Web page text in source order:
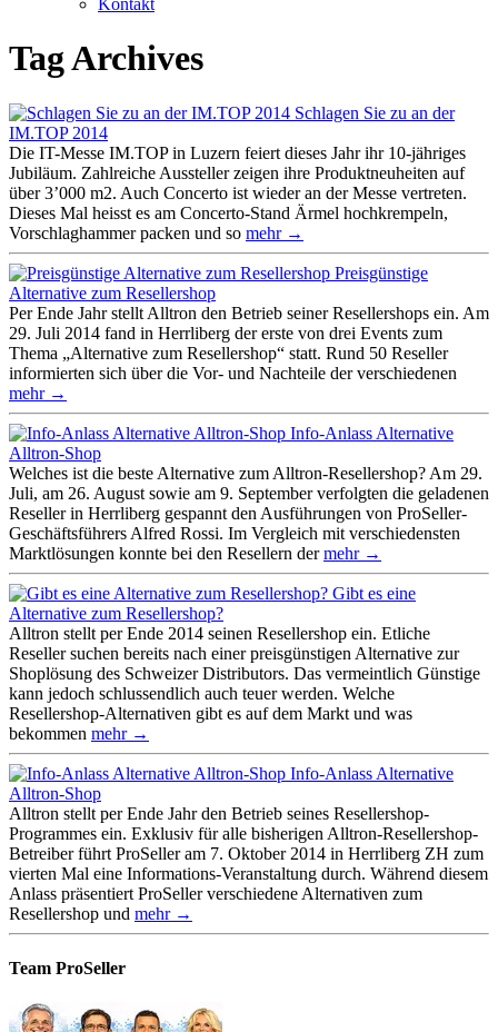
Kontakt
Tag Archives
Schlagen Sie zu an der
IM.TOP 2014
Die IT-Messe IM.TOP in Luzern feiert dieses Jahr ihr 10-jähriges
Jubiläum. Zahlreiche Aussteller zeigen ihre Produktneuheiten auf
über 3’000 m2. Auch Concerto ist wieder an der Messe vertreten.
Dieses Mal heisst es am Concerto-Stand Ärmel hochkrempeln,
Vorschlaghammer packen und so mehr →
Preisgünstige
Alternative zum Resellershop
Per Ende Jahr stellt Alltron den Betrieb seiner Resellershops ein. Am
29. Juli 2014 fand in Herrliberg der erste von drei Events zum
Thema „Alternative zum Resellershop“ statt. Rund 50 Reseller
informierten sich über die Vor- und Nachteile der verschiedenen
mehr →
Info-Anlass Alternative
Alltron-Shop
Welches ist die beste Alternative zum Alltron-Resellershop? Am 29.
Juli, am 26. August sowie am 9. September verfolgten die geladenen
Reseller in Herrliberg gespannt den Ausführungen von ProSeller-
Geschäftsführers Alfred Rossi. Im Vergleich mit verschiedensten
Marktlösungen konnte bei den Resellern dermehr →
Gibt es eine
Alternative zum Resellershop?
Alltron stellt per Ende 2014 seinen Resellershop ein. Etliche
Reseller suchen bereits nach einer preisgünstigen Alternative zur
Shoplösung des Schweizer Distributors. Das vermeintlich Günstige
kann jedoch schlussendlich auch teuer werden. Welche
Resellershop-Alternativen gibt es auf dem Markt und was
bekommen mehr →
Info-Anlass Alternative
Alltron-Shop
Alltron stellt per Ende Jahr den Betrieb seines Resellershop-
Programmes ein. Exklusiv für alle bisherigen Alltron-Resellershop-
Betreiber führt ProSeller am 7. Oktober 2014 in Herrliberg ZH zum
vierten Mal eine Informations-Veranstaltung durch. Während diesem
Anlass präsentiert ProSeller verschiedene Alternativen zum
Resellershop und mehr →
Team ProSeller